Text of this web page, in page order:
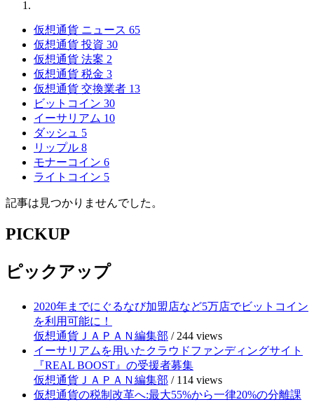
仮想通貨 ニュース 65
仮想通貨 投資 30
仮想通貨 法案 2
仮想通貨 税金 3
仮想通貨 交換業者 13
ビットコイン 30
イーサリアム 10
ダッシュ 5
リップル 8
モナーコイン 6
ライトコイン 5
記事は見つかりませんでした。
PICKUP
ピックアップ
2020年までにぐるなび加盟店など5万店でビットコイン
を利用可能に！
仮想通貨ＪＡＰＡＮ編集部 / 244 views
イーサリアムを用いたクラウドファンディングサイト
『REAL BOOST』の受援者募集
仮想通貨ＪＡＰＡＮ編集部 / 114 views
仮想通貨の税制改革へ:最大55%から一律20%の分離課